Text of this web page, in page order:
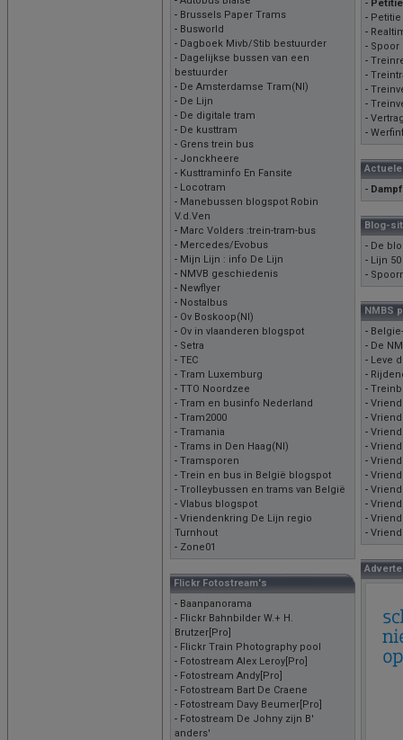
- Brussels Paper Trams
- Busworld
- Dagboek Mivb/Stib bestuurder
- Dagelijkse bussen van een
bestuurder
- De Amsterdamse Tram(Nl)
- De Lijn
- De digitale tram
- De kusttram
- Grens trein bus
- Jonckheere
- Kusttraminfo En Fansite
- Locotram
- Manebussen blogspot Robin
V.d.Ven
- Marc Volders :trein-tram-bus
- Mercedes/Evobus
- Mijn Lijn : info De Lijn
- NMVB geschiedenis
- Newflyer
- Nostalbus
- Ov Boskoop(Nl)
- Ov in vlaanderen blogspot
- Setra
- TEC
- Tram Luxemburg
- TTO Noordzee
- Tram en businfo Nederland
- Tram2000
- Tramania
- Trams in Den Haag(Nl)
- Tramsporen
- Trein en bus in België blogspot
- Trolleybussen en trams van België
- Vlabus blogspot
- Vriendenkring De Lijn regio
Turnhout
- Zone01
Flickr Fotostream's
- Baanpanorama
- Flickr Bahnbilder W.+ H.
Brutzer[Pro]
- Flickr Train Photography pool
- Fotostream Alex Leroy[Pro]
- Fotostream Andy[Pro]
- Fotostream Bart De Craene
- Fotostream Davy Beumer[Pro]
- Fotostream De Johny zijn B'
anders'
-
-
-
- Spoor
-
-
-
-
-
-
-
Blog-
- De
- Lijn 50
-
NMBS
-
- De
- Leve
-
-
-
-
-
-
-
-
-
-
-
-